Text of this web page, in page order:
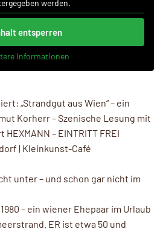
werden.
entsperren
Informationen
„Strandgut aus Wien“ – ein
Korherr – Szenische Lesung mit
HEXMANN – EINTRITT FREI
| Kleinkunst-Café
unter – und schon gar nicht im
– ein wiener Ehepaar im Urlaub
ER ist etwa 50 und